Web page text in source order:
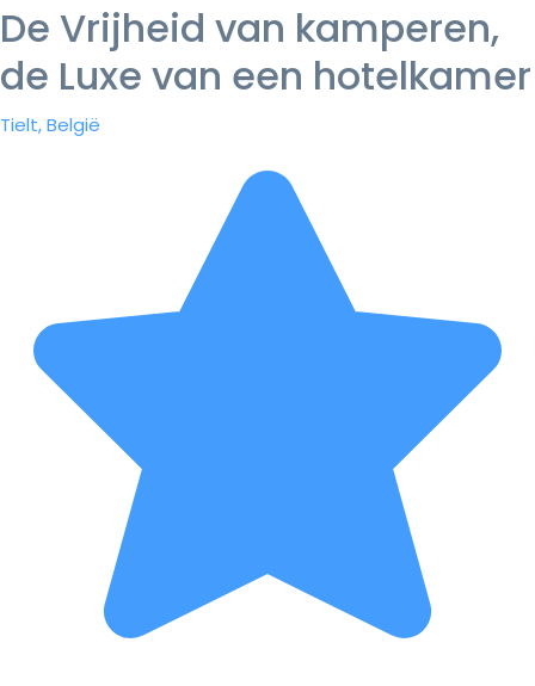
De Vrijheid van kamperen,
de Luxe van een hotelkamer
Tielt, België